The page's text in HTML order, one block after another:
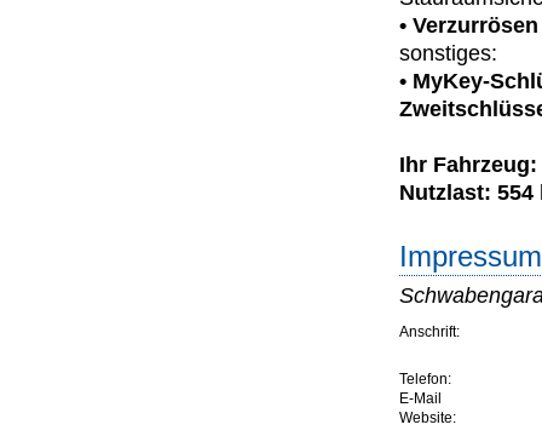
•
sonstiges:
• MyKey-
Ihr
Nutzlast: 554
Anschrift:
Telefon:
E-Mail
Website: